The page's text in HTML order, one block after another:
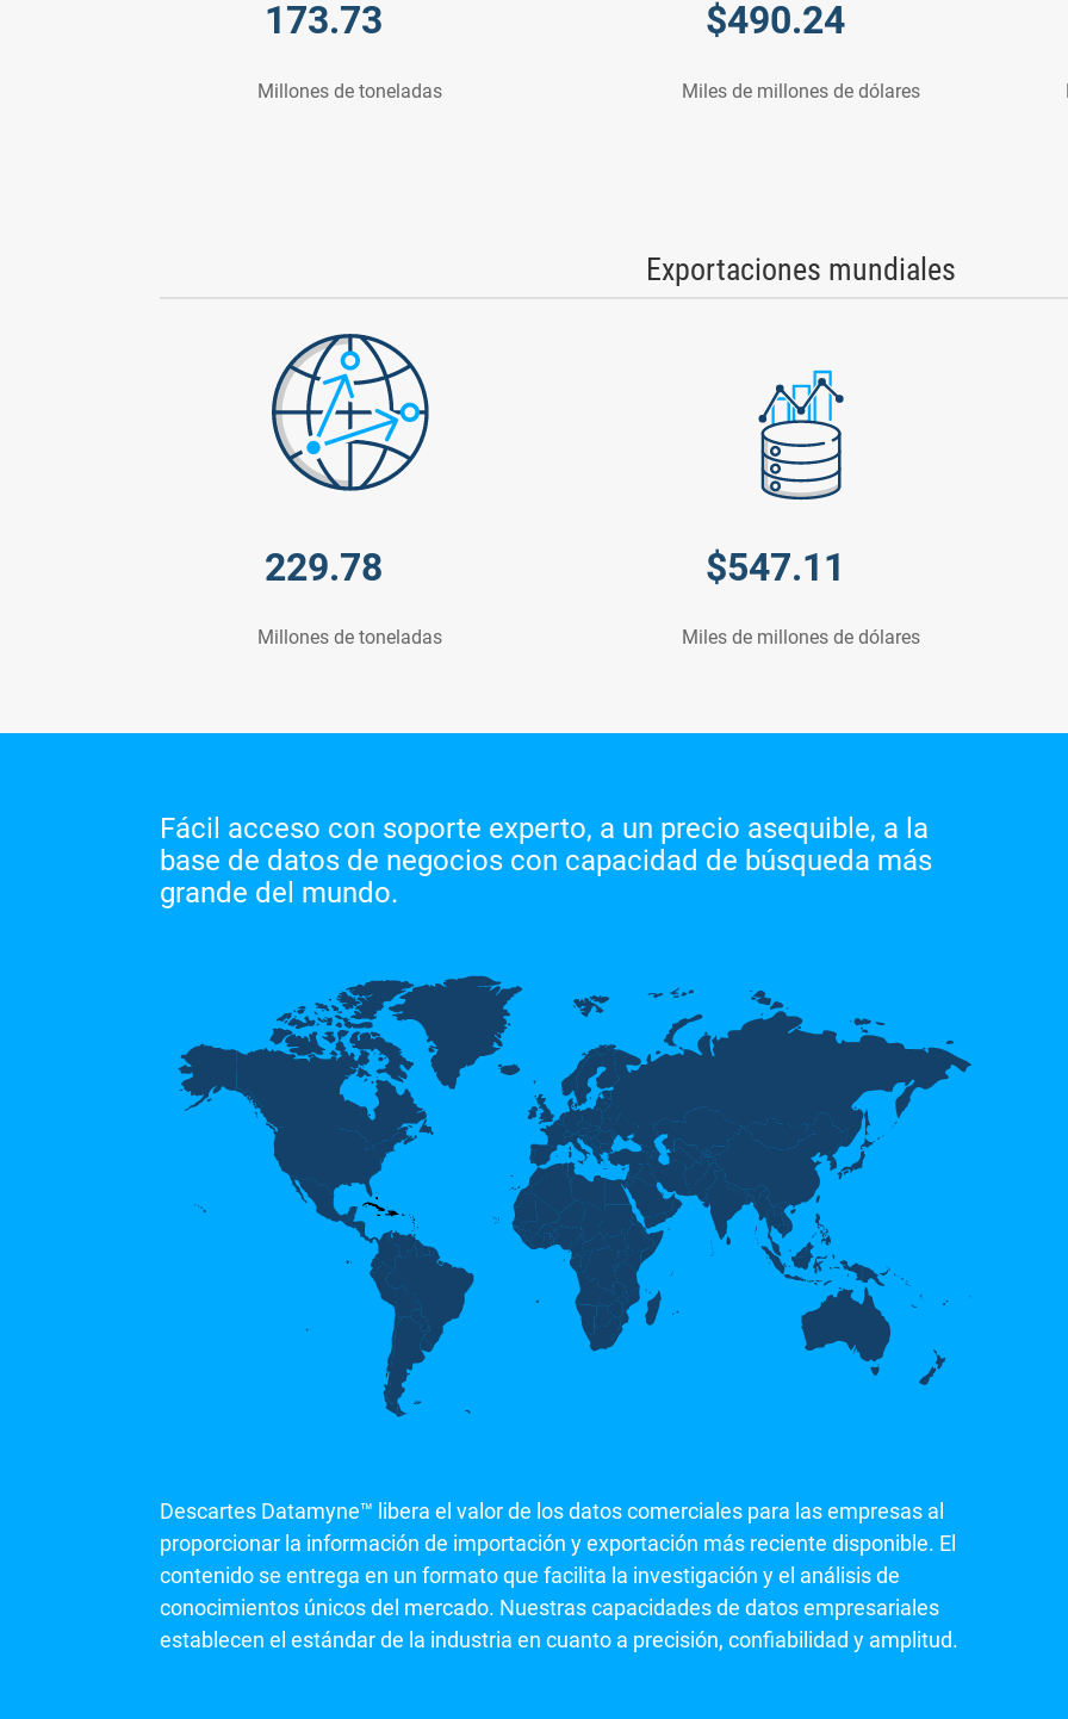
173.73
Millones de toneladas
$490.24
Miles de millones de dólares
Exportaciones mundiales
229.78
Millones de toneladas
$547.11
Miles de millones de dólares
Fácil acceso con soporte experto, a un precio asequible, a la
base de datos de negocios con capacidad de búsqueda más
grande del mundo.
Descartes Datamyne™ libera el valor de los datos comerciales para las empresas al
proporcionar la información de importación y exportación más reciente disponible. El
contenido se entrega en un formato que facilita la investigación y el análisis de
conocimientos únicos del mercado. Nuestras capacidades de datos empresariales
establecen el estándar de la industria en cuanto a precisión, confiabilidad y amplitud.